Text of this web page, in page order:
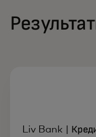
Liv Bank |